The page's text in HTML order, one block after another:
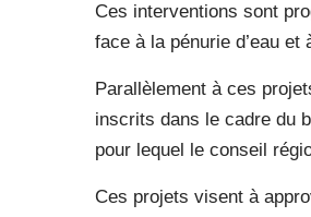
Ces interventions sont
face à la pénurie d’eau
Parallèlement à ces
inscrits dans le cadre du
pour lequel le conseil
Ces projets visent à